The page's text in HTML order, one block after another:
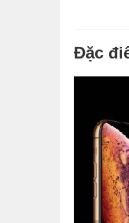
Đặc